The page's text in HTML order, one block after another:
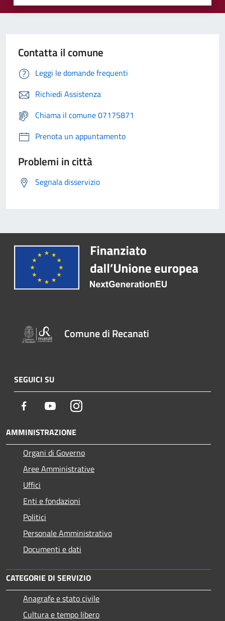
Contatta il comune
Leggi le domande frequenti
Richiedi Assistenza
Chiama il comune 07175871
Prenota un appuntamento
Problemi in città
Segnala disservizio
Comune di Recanati
SEGUICI SU
Facebook YoutubeInstagram
AMMINISTRAZIONE
Organi di Governo
Aree Amministrative
Uffici
Enti e fondazioni
Politici
Personale Amministrativo
Documenti e dati
CATEGORIE DI SERVIZIO
Anagrafe e stato civile
Cultura e tempo libero